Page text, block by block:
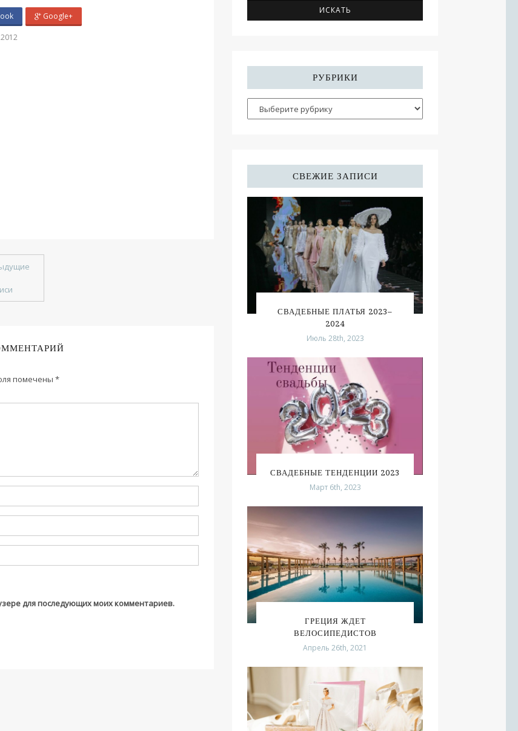
Google+
помечены *
для последующих моих комментариев.
РУБРИКИ
СВЕЖИЕ ЗАПИСИ
СВАДЕБНЫЕ ПЛАТЬЯ 2023–
2024
Июль 28th, 2023
СВАДЕБНЫЕ ТЕНДЕНЦИИ 2023
Март 6th, 2023
ГРЕЦИЯ ЖДЕТ
ВЕЛОСИПЕДИСТОВ
Апрель 26th, 2021